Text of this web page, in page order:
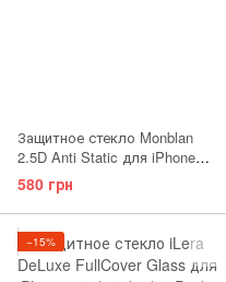
Защитное стекло Monblan
2.5D Anti Static для iPhone
17e/16е/14/13 Pro/13
580 грн
−15%